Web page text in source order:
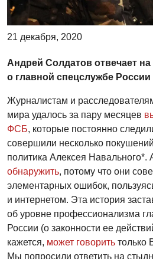
21 декабря, 2020
Андрей Солдатов отвечает
о главной спецслужбе России
Журналистам и
мира удалось за пару месяцев
ФСБ, которые постоянно
совершили несколько
политика Алексея Навального*.
обнаружить, потому что они
элементарных ошибок,
и интернетом. Эта история
об уровне профессионализма
России (о законности ее
кажется, может говорить только
Мы попросили ответить на